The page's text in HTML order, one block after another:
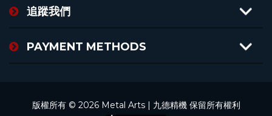
追蹤我們
PAYMENT METHODS
版權所有 © 2026 Metal Arts | 九德精機 保留所有權利